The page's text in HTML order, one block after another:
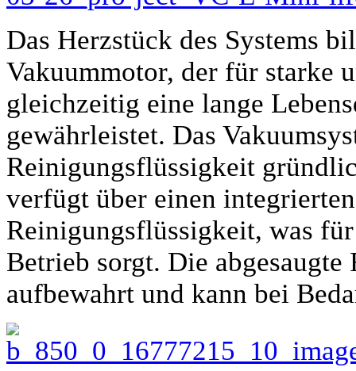
Das Herzstück des Systems
Vakuummotor, der für starke
gleichzeitig eine lange
gewährleistet. Das
Reinigungsflüssigkeit
verfügt über einen
Reinigungsflüssigkeit, was
Betrieb sorgt. Die
aufbewahrt und kann bei